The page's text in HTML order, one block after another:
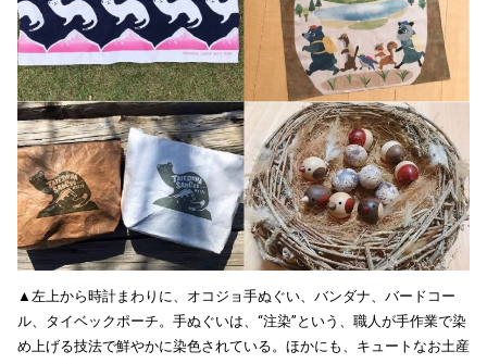
▲左上から時計まわりに、オコジョ手ぬぐい、バンダナ、バードコー
ル、タイベックポーチ。手ぬぐいは、“注染”という、職人が手作業で染
め上げる技法で鮮やかに染色されている。ほかにも、キュートなお土産